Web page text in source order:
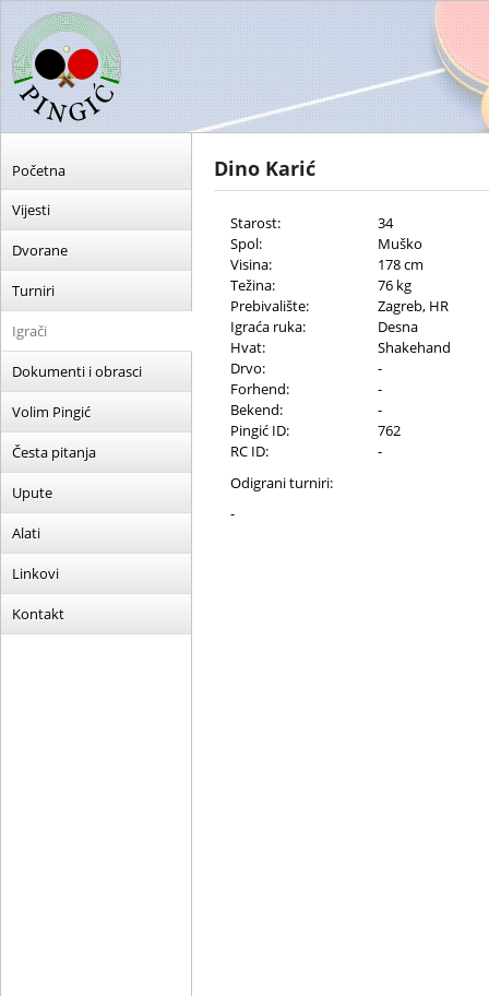
Početna
Vijesti
Dvorane
Turniri
Igrači
Dokumenti i obrasci
Volim Pingić
Česta pitanja
Upute
Alati
Linkovi
Kontakt
Dino Karić
Starost:
34
Spol:
Muško
Visina:
178 cm
Težina:
76 kg
Prebivalište:
Zagreb, HR
Igraća ruka:
Desna
Hvat:
Shakehand
Drvo:
-
Forhend:
-
Bekend:
-
Pingić ID:
762
RC ID:
-
Odigrani turniri:
-